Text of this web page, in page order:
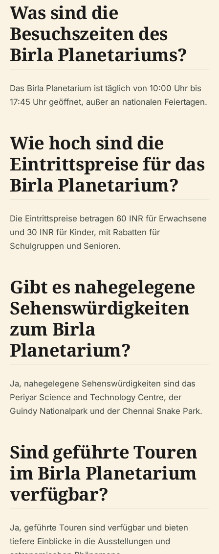
Was sind die
Besuchszeiten des
Birla Planetariums?
Das Birla Planetarium ist täglich von 10:00 Uhr bis
17:45 Uhr geöffnet, außer an nationalen Feiertagen.
Wie hoch sind die
Eintrittspreise für das
Birla Planetarium?
Die Eintrittspreise betragen 60 INR für Erwachsene
und 30 INR für Kinder, mit Rabatten für
Schulgruppen und Senioren.
Gibt es nahegelegene
Sehenswürdigkeiten
zum Birla
Planetarium?
Ja, nahegelegene Sehenswürdigkeiten sind das
Periyar Science and Technology Centre, der
Guindy Nationalpark und der Chennai Snake Park.
Sind geführte Touren
im Birla Planetarium
verfügbar?
Ja, geführte Touren sind verfügbar und bieten
tiefere Einblicke in die Ausstellungen und